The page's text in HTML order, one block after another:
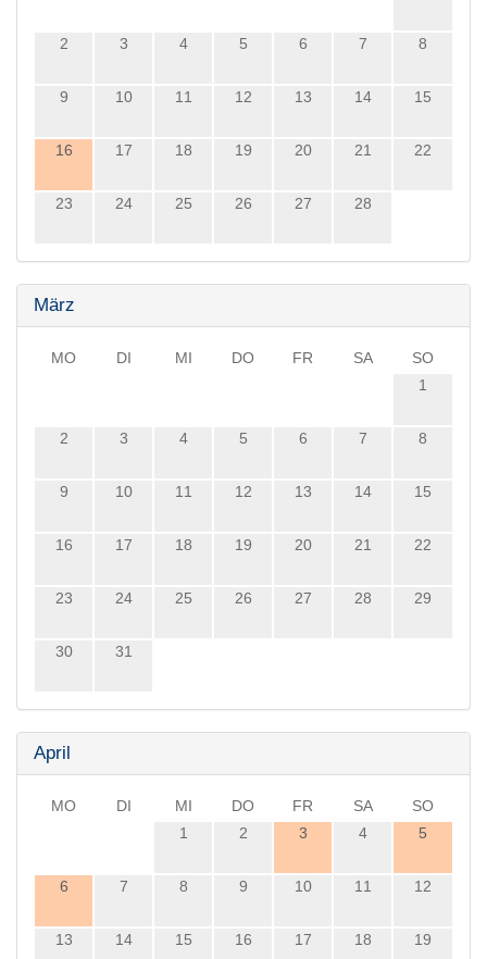
2 3 4 5 6 7 8
9 10 11 12 13 14 15
16 17 18 19 20 21 22
23 24 25 26 27 28
März
MO DI MI DO FR SA
SO
1
2 3 4 5 6 7 8
9 10 11 12 13 14 15
16 17 18 19 20 21 22
23 24 25 26 27 28 29
30 31
April
MO DI MI DO FR SA
SO
1
2 3 4 5
6 7 8 9 10 11 12
13 14 15 16 17 18 19